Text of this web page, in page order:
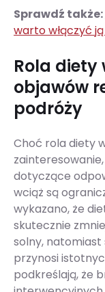
Sprawdź także:
warto włączyć
Rola diety
objawów
podróży
Choć rola diety
dotyczące
wciąż są
wykazano, że
skutecznie
solny, natomiast
przynosi
podkreślają, że